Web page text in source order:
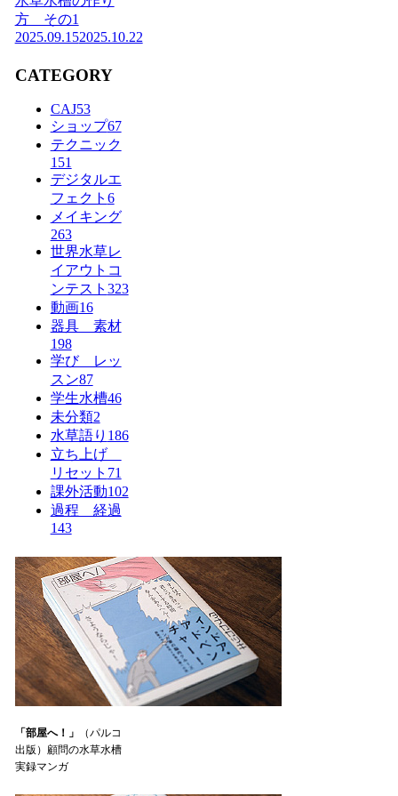
方 その1
2025.09.152025.10.22
CATEGORY
CAJ53
ショップ67
テクニック
151
デジタルエ
フェクト 6
メイキング
263
世界水草レ
イアウトコ
ンテスト 323
動画16
器具 素材
198
学び レッ
スン87
学生水槽46
未分類2
水草語り 186
立ち上げ
リセット 71
課外活動102
過程 経過
143
「部屋へ！」
（パルコ
出版）顧問の水草水槽
実録マンガ